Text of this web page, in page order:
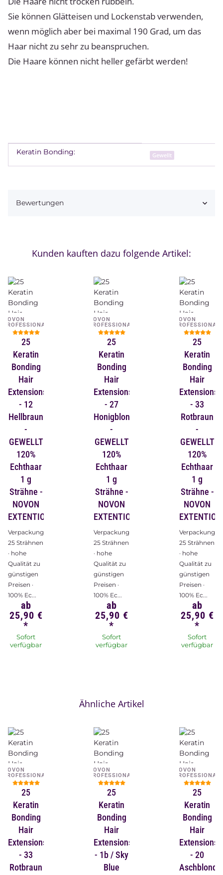
Sie können Glätteisen und Lockenstab verwenden,
wenn möglich aber bei maximal 190 Grad, um das
Haar nicht zu sehr zu beanspruchen.
Die Haare können nicht heller gefärbt werden!
Produkteigenschaft
Wert
Keratin Bonding: Gewellt
Bewertungen
Kunden kauften dazu folgende Artikel:
NOVON
PROFESSIONAL
25
Keratin
Bonding
Hair
Extensions
- 12
Hellbraun
-
GEWELLT
120%
Echthaar
1 g
Strähne -
NOVON
EXTENTIONS
Verpackungsinhalt:
25 Strähnen
· hohe
Qualität zu
günstigen
Preisen ·
100% Ec...
ab
25,90 €
*
Sofort
verfügbar
NOVON
PROFESSIONAL
25
Keratin
Bonding
Hair
Extensions
- 27
Honigblond
-
GEWELLT
120%
Echthaar
1 g
Strähne -
NOVON
EXTENTIONS
Verpackungsinhalt:
25 Strähnen
· hohe
Qualität zu
günstigen
Preisen ·
100% Ec...
ab
25,90 €
*
Sofort
verfügbar
NOVON
PROFESSIONAL
25
Keratin
Bonding
Hair
Extensions
- 33
Rotbraun
-
GEWELLT
120%
Echthaar
1 g
Strähne -
NOVON
25 Strähnen
· hohe
Qualität zu
günstigen
Preisen ·
100% Ec...
ab
25,90 €
*
Sofort
verfügbar
Ähnliche Artikel
NOVON
PROFESSIONAL
25
Keratin
Bonding
Hair
Extensions
- 33
Rotbraun
NOVON
PROFESSIONAL
25
Keratin
Bonding
Hair
Extensions
- 1b / Sky
Blue
NOVON
PROFESSIONAL
25
Keratin
Bonding
Hair
Extensions
- 20
Aschblond